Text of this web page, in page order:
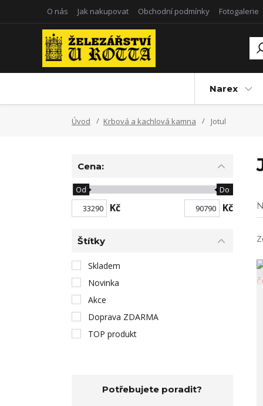
O nás Jak nakupovat Obchodní podmínky Fotogalerie
Narex
Úvod Krbová a kachlová kamna Jotul
Cena:
Kč
Od Do
Kč
Štítky
Skladem
Novinka
Akce
Doprava ZDARMA
TOP produkt
Potřebujete poradit?